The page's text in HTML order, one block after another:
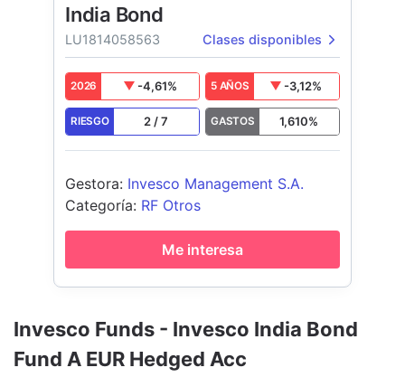
Invesco Funds - Invesco India Bond
Fund A EUR Hedged Acc
India Bond
LU1814058563 Clases disponibles
2026 -4,61% 5 AÑOS -3,12%
RIESGO 2 /7 GASTOS 1,610%
Gestora: Invesco Management S.A.
Categoría: RF Otros
Me interesa